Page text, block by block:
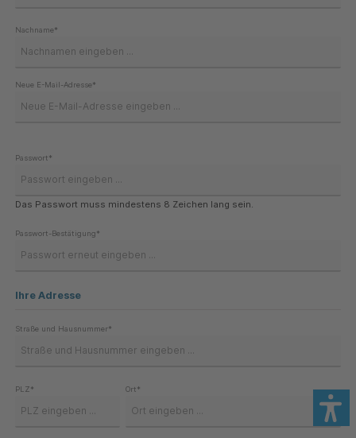
Nachname*
Neue E-Mail-Adresse*
Passwort*
Das Passwort muss mindestens 8 Zeichen lang sein.
Passwort-Bestätigung*
Ihre Adresse
Straße und Hausnummer*
PLZ* Ort*